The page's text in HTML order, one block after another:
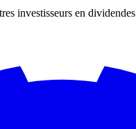
investisseurs en dividendes